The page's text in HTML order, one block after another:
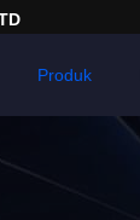
Produk